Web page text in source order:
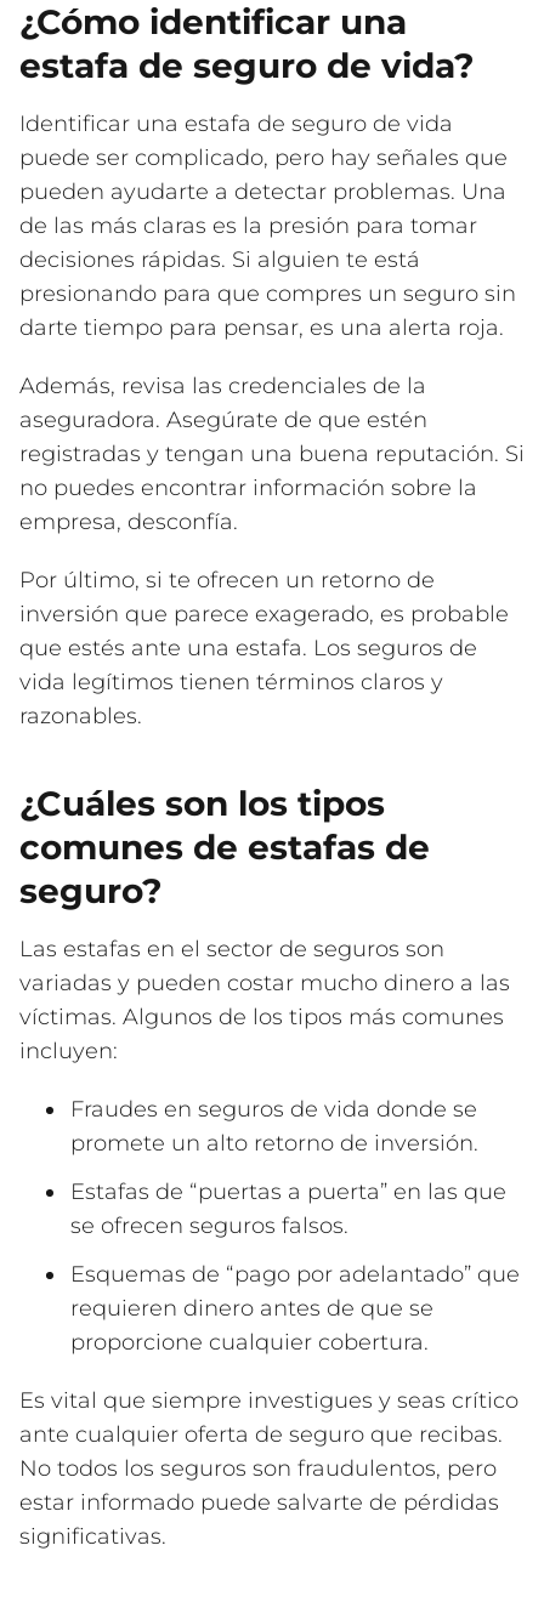
¿Cómo identificar una
estafa de seguro de vida?
Identificar una estafa de seguro de vida
puede ser complicado, pero hay señales que
pueden ayudarte a detectar problemas. Una
de las más claras es la presión para tomar
decisiones rápidas. Si alguien te está
presionando para que compres un seguro sin
darte tiempo para pensar, es una alerta roja.
Además, revisa las credenciales de la
aseguradora. Asegúrate de que estén
registradas y tengan una buena reputación. Si
no puedes encontrar información sobre la
empresa, desconfía.
Por último, si te ofrecen un retorno de
inversión que parece exagerado, es probable
que estés ante una estafa. Los seguros de
vida legítimos tienen términos claros y
razonables.
¿Cuáles son los tipos
comunes de estafas de
seguro?
Las estafas en el sector de seguros son
variadas y pueden costar mucho dinero a las
víctimas. Algunos de los tipos más comunes
incluyen:
Fraudes en seguros de vida donde se
promete un alto retorno de inversión.
Estafas de “puertas a puerta” en las que
se ofrecen seguros falsos.
Esquemas de “pago por adelantado” que
requieren dinero antes de que se
proporcione cualquier cobertura.
Es vital que siempre investigues y seas crítico
ante cualquier oferta de seguro que recibas.
No todos los seguros son fraudulentos, pero
estar informado puede salvarte de pérdidas
significativas.